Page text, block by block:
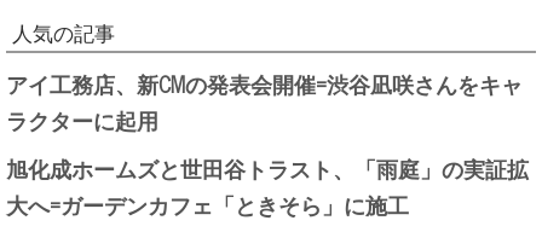
人気の記事
アイ工務店、新CMの発表会開催=渋谷凪咲さんをキャ
ラクターに起用
旭化成ホームズと世田谷トラスト、「雨庭」の実証拡
大へ=ガーデンカフェ「ときそら」に施工